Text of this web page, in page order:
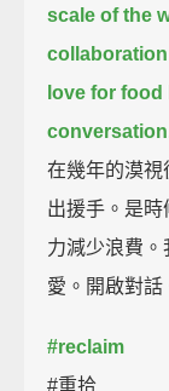
scale of the
love for
在幾年的漠視
出援手。是
力減少浪費
愛。開啟對話
#reclaim
#重拾